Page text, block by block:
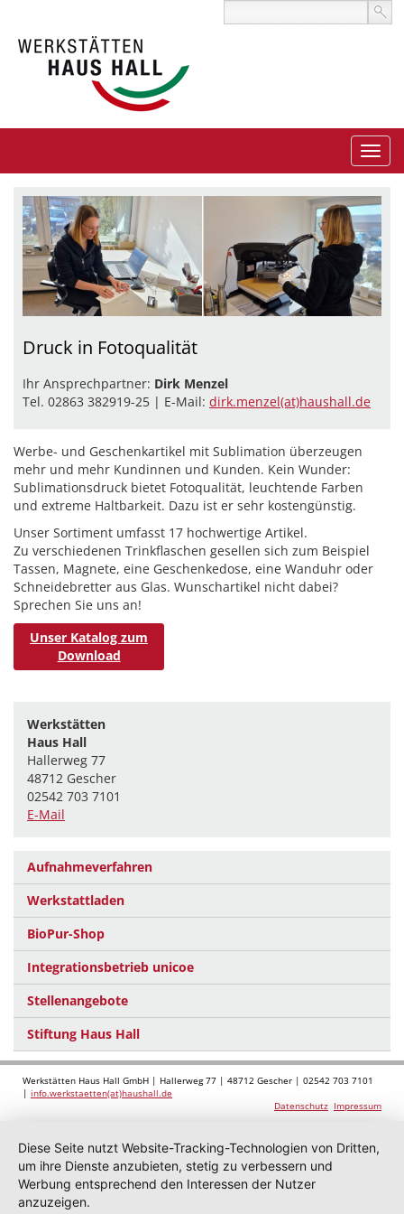
Druck in Fotoqualität
Ihr Ansprechpartner: Dirk Menzel
Tel. 02863 382919-25 | E-Mail: dirk.menzel(at)haushall.de
Werbe- und Geschenkartikel mit Sublimation überzeugen
mehr und mehr Kundinnen und Kunden. Kein Wunder:
Sublimationsdruck bietet Fotoqualität, leuchtende Farben
und extreme Haltbarkeit. Dazu ist er sehr kostengünstig.
Unser Sortiment umfasst 17 hochwertige Artikel.
Zu verschiedenen Trinkflaschen gesellen sich zum Beispiel
Tassen, Magnete, eine Geschenkedose, eine Wanduhr oder
Schneidebretter aus Glas. Wunschartikel nicht dabei?
Sprechen Sie uns an!
Unser Katalog zum
Download
Werkstätten
Haus Hall
Hallerweg 77
48712 Gescher
02542 703 7101
E-Mail
Aufnahmeverfahren
Werkstattladen
BioPur-Shop
Integrationsbetrieb unicoe
Stellenangebote
Stiftung Haus Hall
Werkstätten Haus Hall GmbH | Hallerweg 77 | 48712 Gescher | 02542 703 7101
| info.werkstaetten(at)haushall.de
Datenschutz Impressum
Diese Seite nutzt Website-Tracking-Technologien von Dritten,
um ihre Dienste anzubieten, stetig zu verbessern und
Werbung entsprechend den Interessen der Nutzer
anzuzeigen.